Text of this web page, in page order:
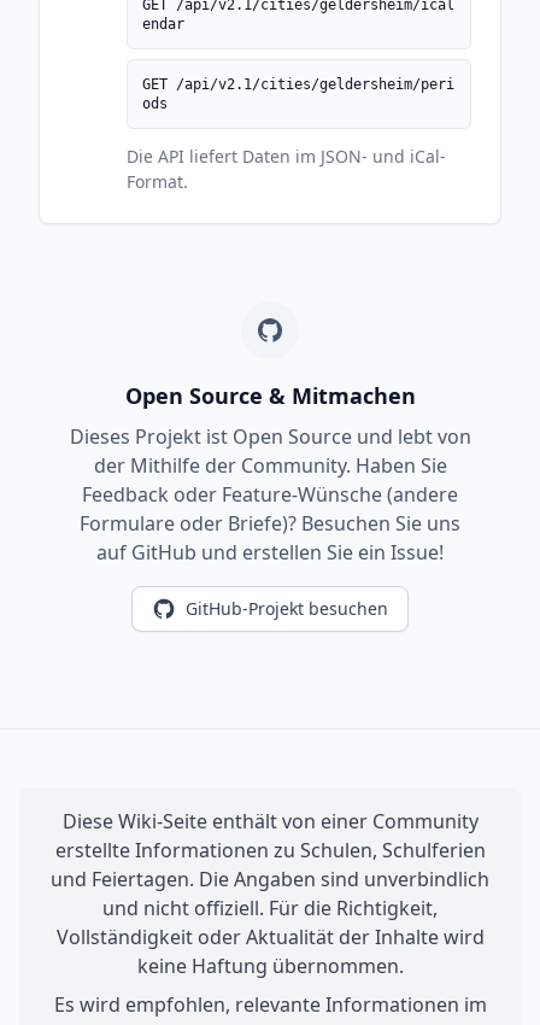
GET /api/v2.1/cities/geldersheim/ical
endar
GET /api/v2.1/cities/geldersheim/peri
ods
Die API liefert Daten im JSON- und iCal-
Format.
Open Source & Mitmachen
Dieses Projekt ist Open Source und lebt von
der Mithilfe der Community. Haben Sie
Feedback oder Feature-Wünsche (andere
Formulare oder Briefe)? Besuchen Sie uns
auf GitHub und erstellen Sie ein Issue!
GitHub-Projekt besuchen
Diese Wiki-Seite enthält von einer Community
erstellte Informationen zu Schulen, Schulferien
und Feiertagen. Die Angaben sind unverbindlich
und nicht offiziell. Für die Richtigkeit,
Vollständigkeit oder Aktualität der Inhalte wird
keine Haftung übernommen.
Es wird empfohlen, relevante Informationen im